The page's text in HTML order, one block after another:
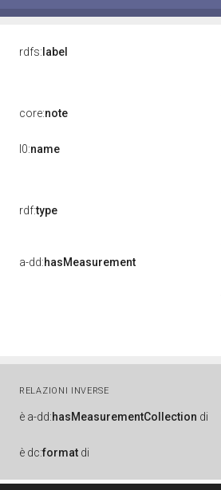
rdfs: label
core:note
l0:name
rdf:type
a-dd:hasMeasurement
RELAZIONI INVERSE
è a-dd:hasMeasurementCollection di
è dc:format di